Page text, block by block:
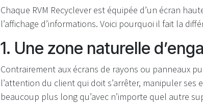
Chaque RVM Recyclever est équipée d’un écran
l’affichage d’informations. Voici pourquoi il fait la
1. Une zone naturelle
Contrairement aux écrans de rayons ou panneaux
l’attention du client qui doit s’arrêter, manipuler ses
beaucoup plus long qu’avec n’importe quel autre